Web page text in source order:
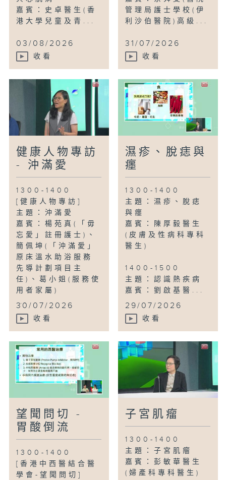
嘉賓：史卓醫生(香
港大學兒童及青...
03/08/2026
收看
管理局護士學校(伊
利沙伯醫院)高級...
31/07/2026
收看
健康人物專訪
- 沖滿愛
1300-1400
[健康人物專訪]
主題：沖滿愛
嘉賓：楊苑真(「毋
忘愛」註冊護士)、
簡佩坤(「沖滿愛」
原床溫水助浴服務
先導計劃項目主
任)、葛小姐(服務使
用者家屬)
...
30/07/2026
收看
濕疹、脫痣與
癦
1300-1400
主題：濕疹、脫痣
與癦
嘉賓：陳厚毅醫生
(皮膚及性病科專科
醫生)
1400-1500
主題：認識熱疾病
嘉賓：劉啟基醫...
29/07/2026
收看
望聞問切 -
胃酸倒流
1300-1400
[香港中西醫結合醫
學會-望聞問切]
子宮肌瘤
1300-1400
主題：子宮肌瘤
嘉賓：彭敏華醫生
(婦產科專科醫生)